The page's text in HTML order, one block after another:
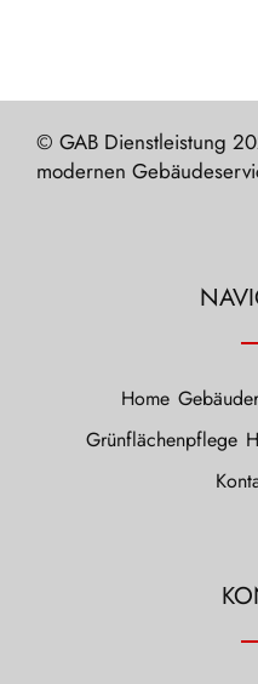
© GAB Dienstleistung
modernen
Home
Grünflächenpflege